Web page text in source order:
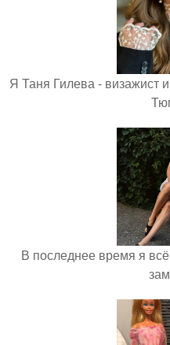
Я Таня Гилева - визажист
В последнее время я